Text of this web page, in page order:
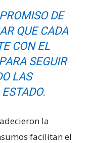
DE
QUE CADA
CON EL
SEGUIR
LAS
la
facilitan el